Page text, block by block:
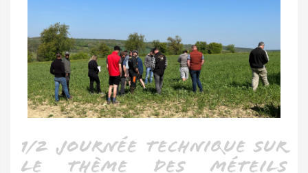
1/2 journée technique sur
le thème des méteils